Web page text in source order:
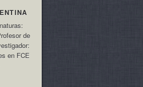
de
en FCE